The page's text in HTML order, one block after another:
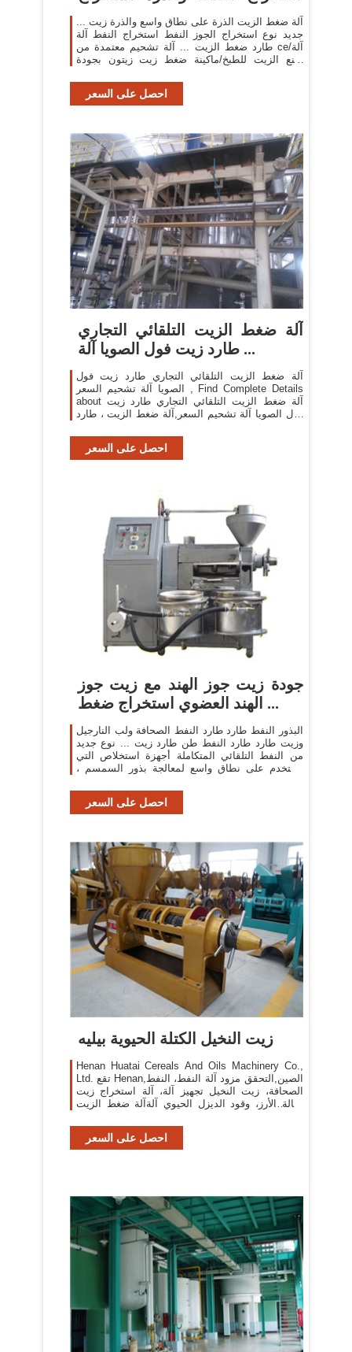
النفط ...
آلة ضغط الزيت الذرة على نطاق واسع والذرة زيت ...
جديد نوع استخراج الجوز النفط استخراج النفط آلة
طارد ضغط الزيت ... آلة تشحيم معتمدة من ce/آلة
صنع الزيت للطبخ/ماكينة ضغط زيت زيتون بجودة
احصل على السعر
آلة ضغط الزيت التلقائي التجاري
طارد زيت فول الصويا آلة ...
آلة ضغط الزيت التلقائي التجاري طارد زيت فول
الصويا آلة تشحيم السعر , Find Complete Details
about آلة ضغط الزيت التلقائي التجاري طارد زيت
فول الصويا آلة تشحيم السعر,آلة ضغط الزيت ، طارد
Pressers Supplier ...
احصل على السعر
جودة زيت جوز الهند مع زيت جوز
الهند العضوي استخراج ضغط ...
البذور النفط طارد طارد النفط الصحافة ولب النارجيل
وزيت طارد طارد النفط طن طارد زيت ... نوع جديد
من النفط التلقائي المتكاملة أجهزة استخلاص التي
تستخدم على نطاق واسع لمعالجة بذور السمسم ،
احصل على السعر
زيت النخيل الكتلة الحيوية بيليه
Henan Huatai Cereals And Oils Machinery Co.,
Ltd. تقع Henan,الصين,التحقق مزود آلة النفط، النفط
الصحافة، زيت النخيل تجهيز آلة، آلة استخراج زيت
نخالة الأرز، وقود الديزل الحيوي آلةآلة ضغط الزيت
احصل على السعر